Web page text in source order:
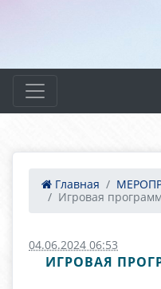
Главная
Игровая
04.06.2024 06:53
ИГРОВАЯ